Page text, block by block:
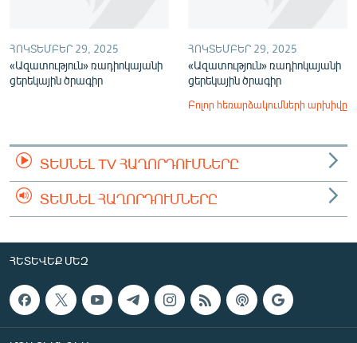
ՀՈԿՏԵՄԲԵՐ 29, 2025
«Ազատություն» ռադիոկայանի
ցերեկային ծրագիր
ՀՈԿՏԵՄԲԵՐ 29, 2025
«Ազատություն» ռադիոկայանի
ցերեկային ծրագիր
Բոլոր հեռարձակումների արխիվը
ՏԵՍՆԵԼ TV ՀԱՂՈՐԴՈՒՄՆԵՐԸ
ՏԵՍՆԵԼ ՀԱՂՈՐԴՈՒՄՆԵՐԸ
ՀԵՏԵՎԵՔ ՄԵԶ